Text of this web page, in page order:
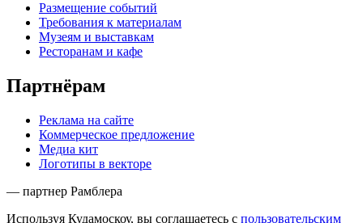
Размещение событий
Требования к материалам
Музеям и выставкам
Ресторанам и кафе
Партнёрам
Реклама на сайте
Коммерческое предложение
Медиа кит
Логотипы в векторе
— партнер Рамблера
Используя Кудамоскоу, вы соглашаетесь с пользовательским